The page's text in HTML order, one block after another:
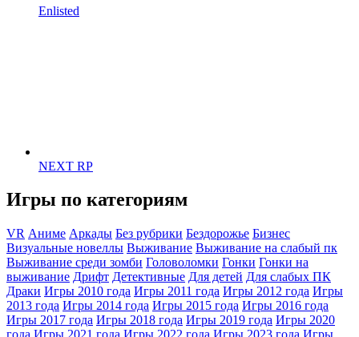
Enlisted
NEXT RP
Игры по категориям
VR Аниме Аркады Без рубрики Бездорожье Бизнес
Визуальные новеллы Выживание Выживание на слабый пк
Выживание среди зомби Головоломки Гонки Гонки на
выживание Дрифт Детективные Для детей Для слабых ПК
Драки Игры 2010 года Игры 2011 года Игры 2012 года Игры
2013 года Игры 2014 года Игры 2015 года Игры 2016 года
Игры 2017 года Игры 2018 года Игры 2019 года Игры 2020